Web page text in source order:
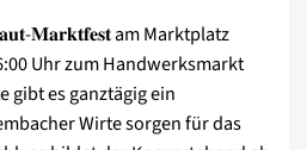
𝐌𝐚𝐫𝐤𝐭𝐟𝐞𝐬𝐭 am Marktplatz
Uhr zum Handwerksmarkt
gibt es ganztägig ein
Wirte sorgen für das